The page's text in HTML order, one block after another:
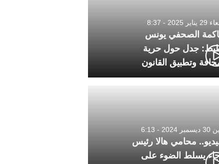
2025 - 8:37
الصحفي يونس
جدل حول حرية
وتطبيق القانون
- 6:13
محامي هالا رئيس
يسلط الضوء على